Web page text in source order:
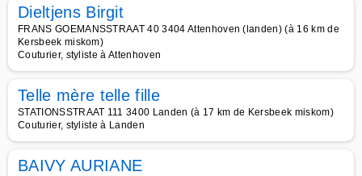
Dieltjens Birgit
FRANS GOEMANSSTRAAT 40 3404 Attenhoven (landen) (à 16 km de
Kersbeek miskom)
Couturier, styliste à Attenhoven
Telle mère telle fille
STATIONSSTRAAT 111 3400 Landen (à 17 km de Kersbeek miskom)
Couturier, styliste à Landen
BAIVY AURIANE